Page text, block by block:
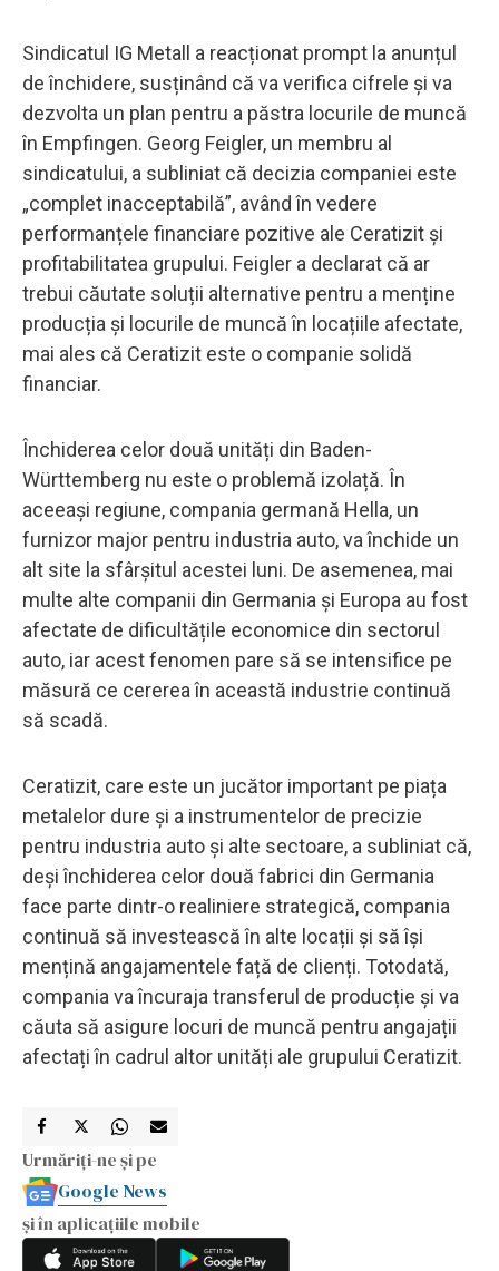
Sindicatul IG Metall a reacționat prompt la anunțul
de închidere, susținând că va verifica cifrele și va
dezvolta un plan pentru a păstra locurile de muncă
în Empfingen. Georg Feigler, un membru al
sindicatului, a subliniat că decizia companiei este
„complet inacceptabilă”, având în vedere
performanțele financiare pozitive ale Ceratizit și
profitabilitatea grupului. Feigler a declarat că ar
trebui căutate soluții alternative pentru a menține
producția și locurile de muncă în locațiile afectate,
mai ales că Ceratizit este o companie solidă
financiar.
Închiderea celor două unități din Baden-
Württemberg nu este o problemă izolață. În
aceeași regiune, compania germană Hella, un
furnizor major pentru industria auto, va închide un
alt site la sfârșitul acestei luni. De asemenea, mai
multe alte companii din Germania și Europa au fost
afectate de dificultățile economice din sectorul
auto, iar acest fenomen pare să se intensifice pe
măsură ce cererea în această industrie continuă
să scadă.
Ceratizit, care este un jucător important pe piața
metalelor dure și a instrumentelor de precizie
pentru industria auto și alte sectoare, a subliniat că,
deși închiderea celor două fabrici din Germania
face parte dintr-o realiniere strategică, compania
continuă să investească în alte locații și să își
mențină angajamentele față de clienți. Totodată,
compania va încuraja transferul de producție și va
căuta să asigure locuri de muncă pentru angajații
afectați în cadrul altor unități ale grupului Ceratizit.
Urmăriți-ne și pe
Google News
și în aplicațiile mobile